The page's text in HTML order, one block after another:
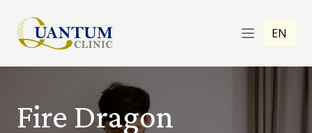
EN
Fire Dragon